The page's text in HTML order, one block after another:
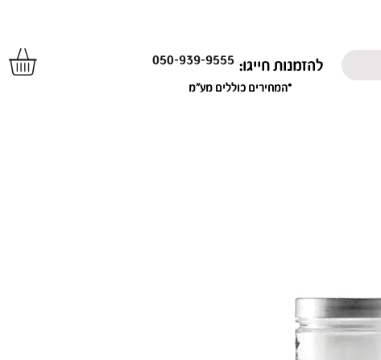
להזמנות חייגו: 050-939-9555
*המחירים כוללים מע"מ